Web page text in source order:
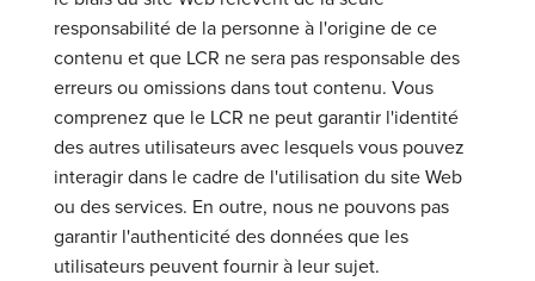
responsabilité de la personne à l'origine de ce
contenu et que LCR ne sera pas responsable des
erreurs ou omissions dans tout contenu. Vous
comprenez que le LCR ne peut garantir l'identité
des autres utilisateurs avec lesquels vous pouvez
interagir dans le cadre de l'utilisation du site Web
ou des services. En outre, nous ne pouvons pas
garantir l'authenticité des données que les
utilisateurs peuvent fournir à leur sujet.